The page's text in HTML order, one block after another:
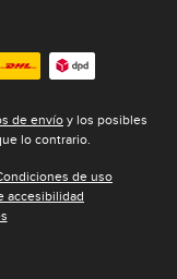
de envíoy los posibles
lo contrario.
de uso
accesibilidad